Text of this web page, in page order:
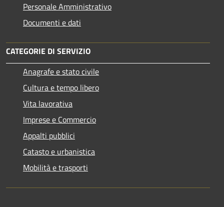
Personale Amministrativo
Documenti e dati
CATEGORIE DI SERVIZIO
Anagrafe e stato civile
Cultura e tempo libero
Vita lavorativa
Imprese e Commercio
Appalti pubblici
Catasto e urbanistica
Mobilità e trasporti